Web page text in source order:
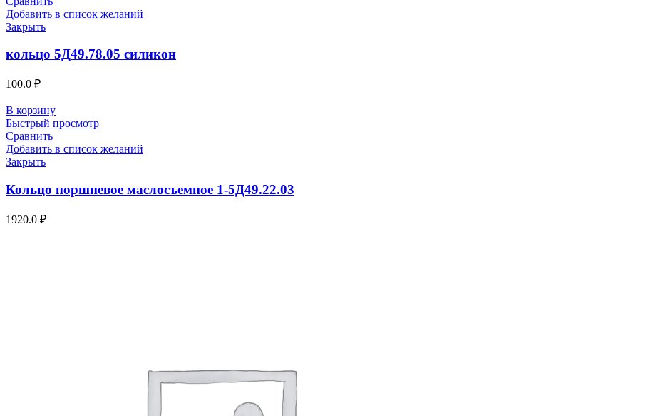
Добавить в список желаний
Закрыть
кольцо 5Д49.78.05 силикон
100.0 ₽
В корзину
Быстрый просмотр
Сравнить
Добавить в список желаний
Закрыть
Кольцо поршневое маслосъемное 1-5Д49.22.03
1920.0 ₽